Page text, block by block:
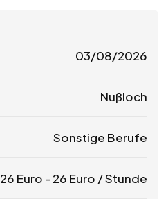
03/08/2026
Nußloch
Sonstige Berufe
26 Euro - 26 Euro / Stunde